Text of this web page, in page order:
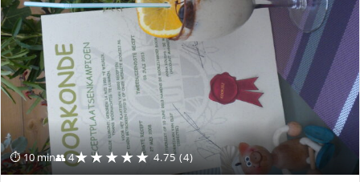
⏱ 10 min👥 4★★★★★ 4.75 (4)